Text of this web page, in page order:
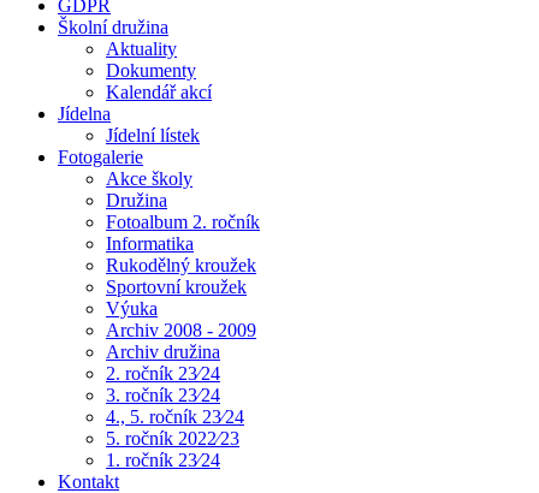
GDPR
Školní družina
Aktuality
Dokumenty
Kalendář akcí
Jídelna
Jídelní lístek
Fotogalerie
Akce školy
Družina
Fotoalbum 2. ročník
Informatika
Rukodělný kroužek
Sportovní kroužek
Výuka
Archiv 2008 - 2009
Archiv družina
2. ročník 23⁄24
3. ročník 23⁄24
4., 5. ročník 23⁄24
5. ročník 2022⁄23
1. ročník 23⁄24
Kontakt